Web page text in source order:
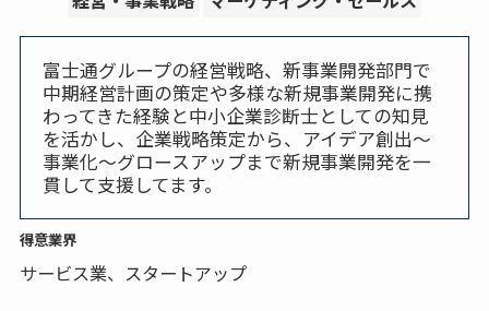
富士通グループの経営戦略、新事業開発部門で
中期経営計画の策定や多様な新規事業開発に携
わってきた経験と中小企業診断士としての知見
を活かし、企業戦略策定から、アイデア創出～
事業化～グロースアップまで新規事業開発を一
貫して支援してます。
得意業界
サービス業、スタートアップ